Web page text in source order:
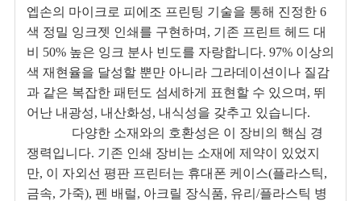
엡손의 마이크로 피에조 프린팅 기술을 통해 진정한 6
색 정밀 잉크젯 인쇄를 구현하며, 기존 프린트 헤드 대
비 50% 높은 잉크 분사 빈도를 자랑합니다. 97% 이상의
색 재현율을 달성할 뿐만 아니라 그라데이션이나 질감
과 같은 복잡한 패턴도 섬세하게 표현할 수 있으며, 뛰
어난 내광성, 내산화성, 내식성을 갖추고 있습니다.
다양한 소재와의 호환성은 이 장비의 핵심 경
쟁력입니다. 기존 인쇄 장비는 소재에 제약이 있었지
만, 이 자외선 평판 프린터는 휴대폰 케이스(플라스틱,
금속, 가죽), 펜 배럴, 아크릴 장식품, 유리/플라스틱 병